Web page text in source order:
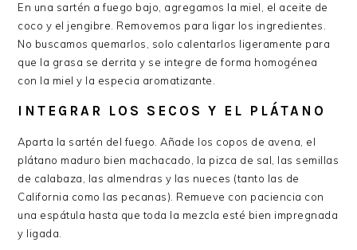
En una sartén a fuego bajo, agregamos la miel, el aceite de
coco y el jengibre. Removemos para ligar los ingredientes.
No buscamos quemarlos, solo calentarlos ligeramente para
que la grasa se derrita y se integre de forma homogénea
con la miel y la especia aromatizante.
INTEGRAR LOS SECOS Y EL PLÁTANO
Aparta la sartén del fuego. Añade los copos de avena, el
plátano maduro bien machacado, la pizca de sal, las semillas
de calabaza, las almendras y las nueces (tanto las de
California como las pecanas). Remueve con paciencia con
una espátula hasta que toda la mezcla esté bien impregnada
y ligada.